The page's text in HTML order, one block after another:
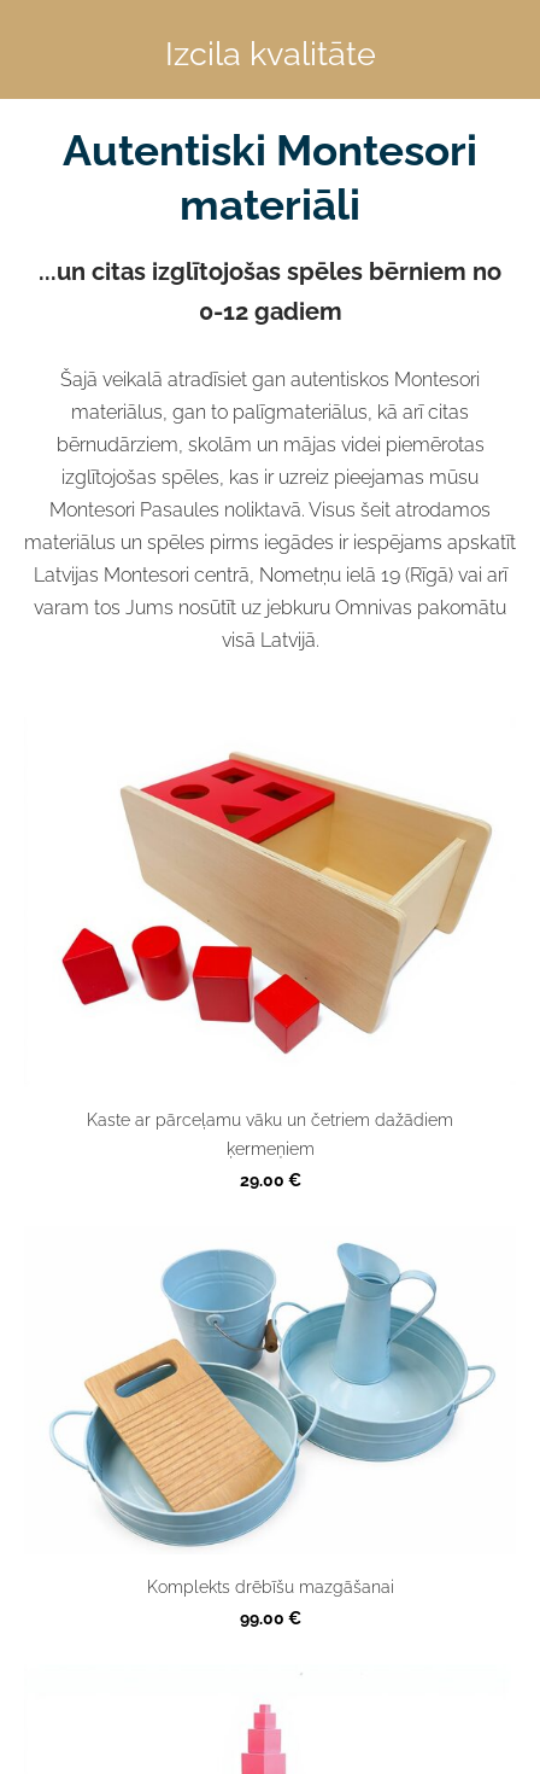
Izcila kvalitāte
Autentiski Montesori
materiāli
...un citas izglītojošas spēles bērniem no
0-12 gadiem
Šajā veikalā atradīsiet gan autentiskos Montesori
materiālus, gan to palīgmateriālus, kā arī citas
bērnudārziem, skolām un mājas videi piemērotas
izglītojošas spēles, kas ir uzreiz pieejamas mūsu
Montesori Pasaules noliktavā. Visus šeit atrodamos
materiālus un spēles pirms iegādes ir iespējams apskatīt
Latvijas Montesori centrā, Nometņu ielā 19 (Rīgā) vai arī
varam tos Jums nosūtīt uz jebkuru Omnivas pakomātu
visā Latvijā.
Kaste ar pārceļamu vāku un četriem dažādiem
ķermeņiem
29.00 €
Komplekts drēbīšu mazgāšanai
99.00 €